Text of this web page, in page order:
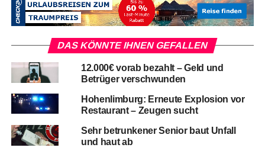
DAS KÖNNTE IHNEN GEFALLEN
12.000€ vorab bezahlt – Geld und
Betrüger verschwunden
Hohenlimburg: Erneute Explosion vor
Restaurant – Zeugen sucht
Sehr betrunkener Senior baut Unfall
und haut ab